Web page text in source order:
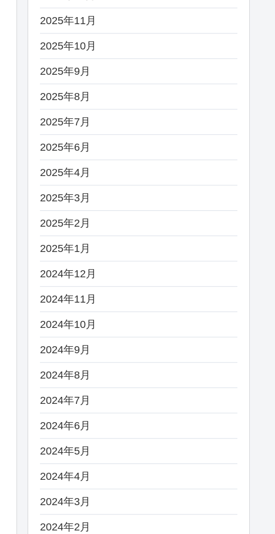
2025年11月
2025年10月
2025年9月
2025年8月
2025年7月
2025年6月
2025年4月
2025年3月
2025年2月
2025年1月
2024年12月
2024年11月
2024年10月
2024年9月
2024年8月
2024年7月
2024年6月
2024年5月
2024年4月
2024年3月
2024年2月